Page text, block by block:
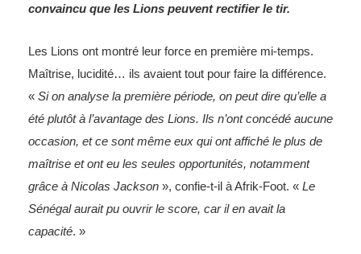
convaincu que les Lions peuvent rectifier le tir.
Les Lions ont montré leur force en première mi-temps.
Maîtrise, lucidité… ils avaient tout pour faire la différence.
« Si on analyse la première période, on peut dire qu’elle a
été plutôt à l’avantage des Lions. Ils n’ont concédé aucune
occasion, et ce sont même eux qui ont affiché le plus de
maîtrise et ont eu les seules opportunités, notamment
grâce à Nicolas Jackson », confie-t-il à Afrik-Foot. « Le
Sénégal aurait pu ouvrir le score, car il en avait la
capacité. »